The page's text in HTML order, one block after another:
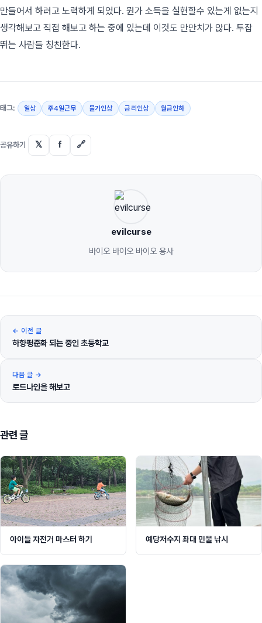
만들어서 하려고 노력하게 되었다. 뭔가 소득을 실현할수 있는게 없는지
생각해보고 직접 해보고 하는 중에 있는데 이것도 만만치가 않다. 투잡
뛰는 사람들 칭친한다.
태그: 일상 주4일근무 물가인상 금리인상 월급인하
공유하기 𝕏 f 🔗
evilcurse
바이오 바이오 바이오 용사
← 이전 글
하향평준화 되는 중인 초등학교
다음 글 →
로드나인을 해보고
관련 글
아이들 자전거 마스터 하기 예당저수지 좌대 민물 낚시